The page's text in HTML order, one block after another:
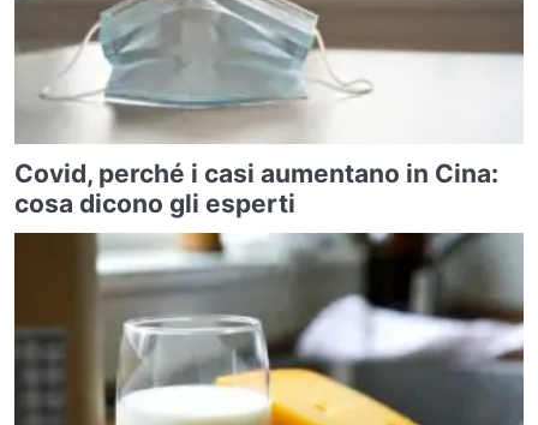
Covid, perché i casi aumentano in Cina:
cosa dicono gli esperti